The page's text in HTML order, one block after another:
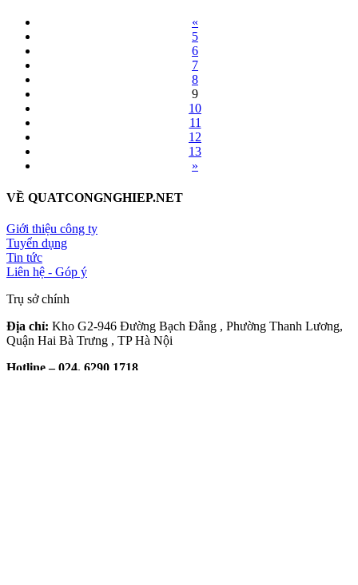
«
5
6
7
8
9
10
11
12
13
»
VỀ QUATCONGNGHIEP.NET
Giới thiệu công ty
Tuyển dụng
Tin tức
Liên hệ - Góp ý
Trụ sở chính
Địa chỉ: Kho G2-946 Đường Bạch Đằng , Phường Thanh Lương,
Quận Hai Bà Trưng , TP Hà Nội
Hotline – 024. 6290 1718